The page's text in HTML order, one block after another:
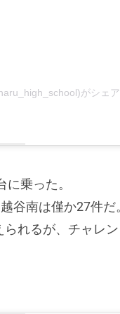
乗った。
谷南は僅か27件だ
れるが、チャレン